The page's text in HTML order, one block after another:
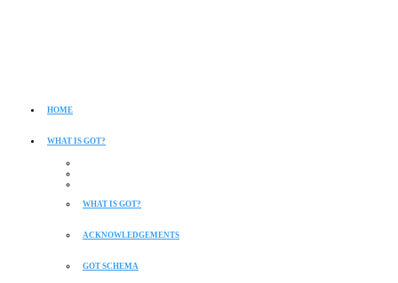
HOME
WHAT IS GOT?
WHAT IS GOT?
ACKNOWLEDGEMENTS
GOT SCHEMA